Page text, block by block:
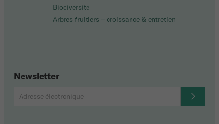
Biodiversité
Arbres fruitiers – croissance & entretien
Newsletter